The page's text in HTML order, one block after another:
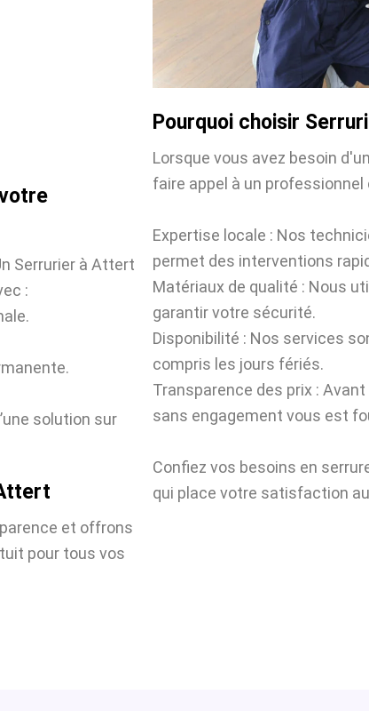
Serrurier à Attert
:
solution sur
et offrons
pour tous vos
Pourquoi choisir
Lorsque vous avez besoin
faire appel à un professionnel
Expertise locale : Nos
permet des interventions
Matériaux de qualité : Nous
garantir votre sécurité.
Disponibilité : Nos services
compris les jours fériés.
Transparence des prix :
sans engagement vous est
Confiez vos besoins en
qui place votre satisfaction